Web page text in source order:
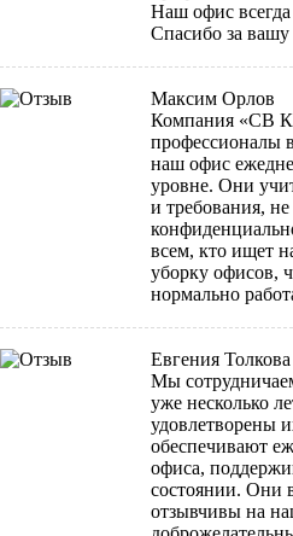
Наш офис
Спасибо за
Максим Орлов
Компания «СВ
профессионалы
наш офис
уровне. Они
и требования,
всем, кто ищет
уборку офисов,
нормально
Евгения Толкова
Мы
уже несколько
удовлетворены
обеспечивают
офиса,
состоянии. Они
отзывчивы на